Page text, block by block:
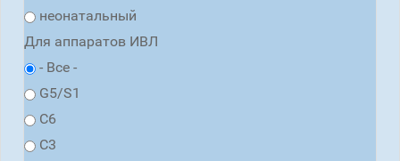
неонатальный
Для аппаратов ИВЛ
- Все -
G5/S1
C6
C3